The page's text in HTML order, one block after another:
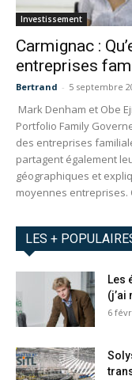
Investissement
Carmignac :
entreprises
Bertrand - 5 septembre
Mark Denham et Obe
Portfolio Family
des entreprises
partagent également
géographiques et
moyennes entreprises.
LES +
Les
(j’ai
6